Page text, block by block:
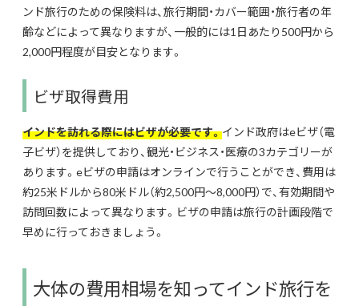
ンド旅行のための保険料は、旅行期間・カバー範囲・旅行者の年
齢などによって異なりますが、一般的には1日あたり500円から
2,000円程度が目安となります。
ビザ取得費用
インドを訪れる際にはビザが必要です。インド政府はeビザ（電
子ビザ）を提供しており、観光・ビジネス・医療の3カテゴリーが
あります。eビザの申請はオンラインで行うことができ、費用は
約25米ドルから80米ドル（約2,500円～8,000円）で、有効期間や
訪問回数によって異なります。ビザの申請は旅行の計画段階で
早めに行っておきましょう。
大体の費用相場を知ってインド旅行を